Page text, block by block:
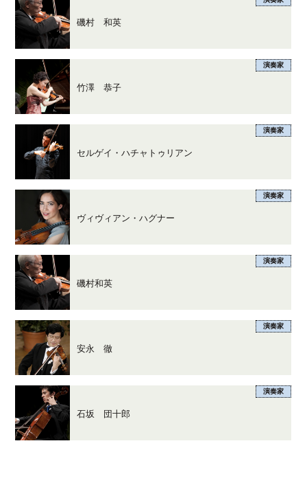
磯村 和英
演奏家
竹澤 恭子
演奏家
セルゲイ・ハチャトゥリアン
演奏家
ヴィヴィアン・ハグナー
演奏家
磯村和英
演奏家
安永 徹
演奏家
石坂 団十郎